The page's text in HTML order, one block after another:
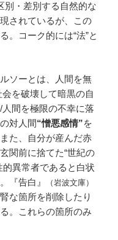
別・差別する自然的な
されているが、この
。コーク的には“法”と
ソーとは、人間を無
を破壊して暗黒の自
間を極限の不幸に落
対人間“憎悪感情”を
た、自分が産んだ赤
関前に捨てた“世紀の
異常者であると白状
『告白』
（岩波文庫）
な箇所を削除したり
。これらの箇所のみ